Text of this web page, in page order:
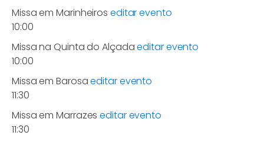
Missa em Marinheiros editar evento
10:00
Missa na Quinta do Alçadaeditar evento
10:00
Missa em Barosaeditar evento
11:30
Missa em Marrazes editar evento
11:30